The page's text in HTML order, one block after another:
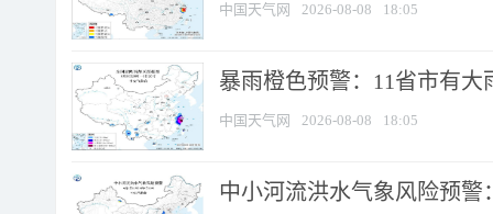
中国天气网 2026-08-08 18:05
暴雨橙色预警：11省市有
中国天气网 2026-08-08 18:05
中小河流洪水气象风险预